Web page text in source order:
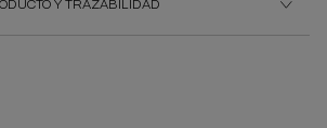
Y TRAZABILIDAD